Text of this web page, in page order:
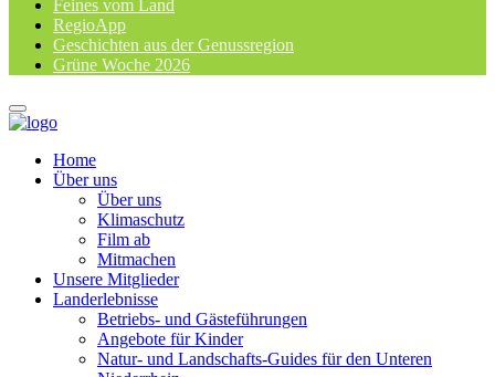
Feines vom Land
RegioApp
Geschichten aus der Genussregion
Grüne Woche 2026
Home
Über uns
Über uns
Klimaschutz
Film ab
Mitmachen
Unsere Mitglieder
Landerlebnisse
Betriebs- und Gästeführungen
Angebote für Kinder
Natur- und Landschafts-Guides für den Unteren